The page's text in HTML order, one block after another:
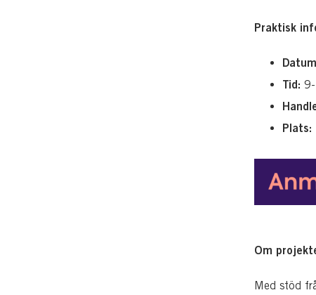
Praktisk
Tid:
Plats:
Om
Med stöd